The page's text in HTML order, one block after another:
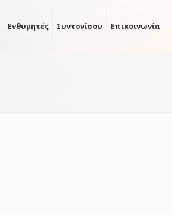
Ενθυμητές Συντονίσου Επικοινωνία